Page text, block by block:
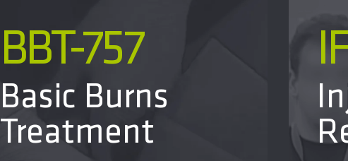
BBT-757
Basic Burns
Treatment